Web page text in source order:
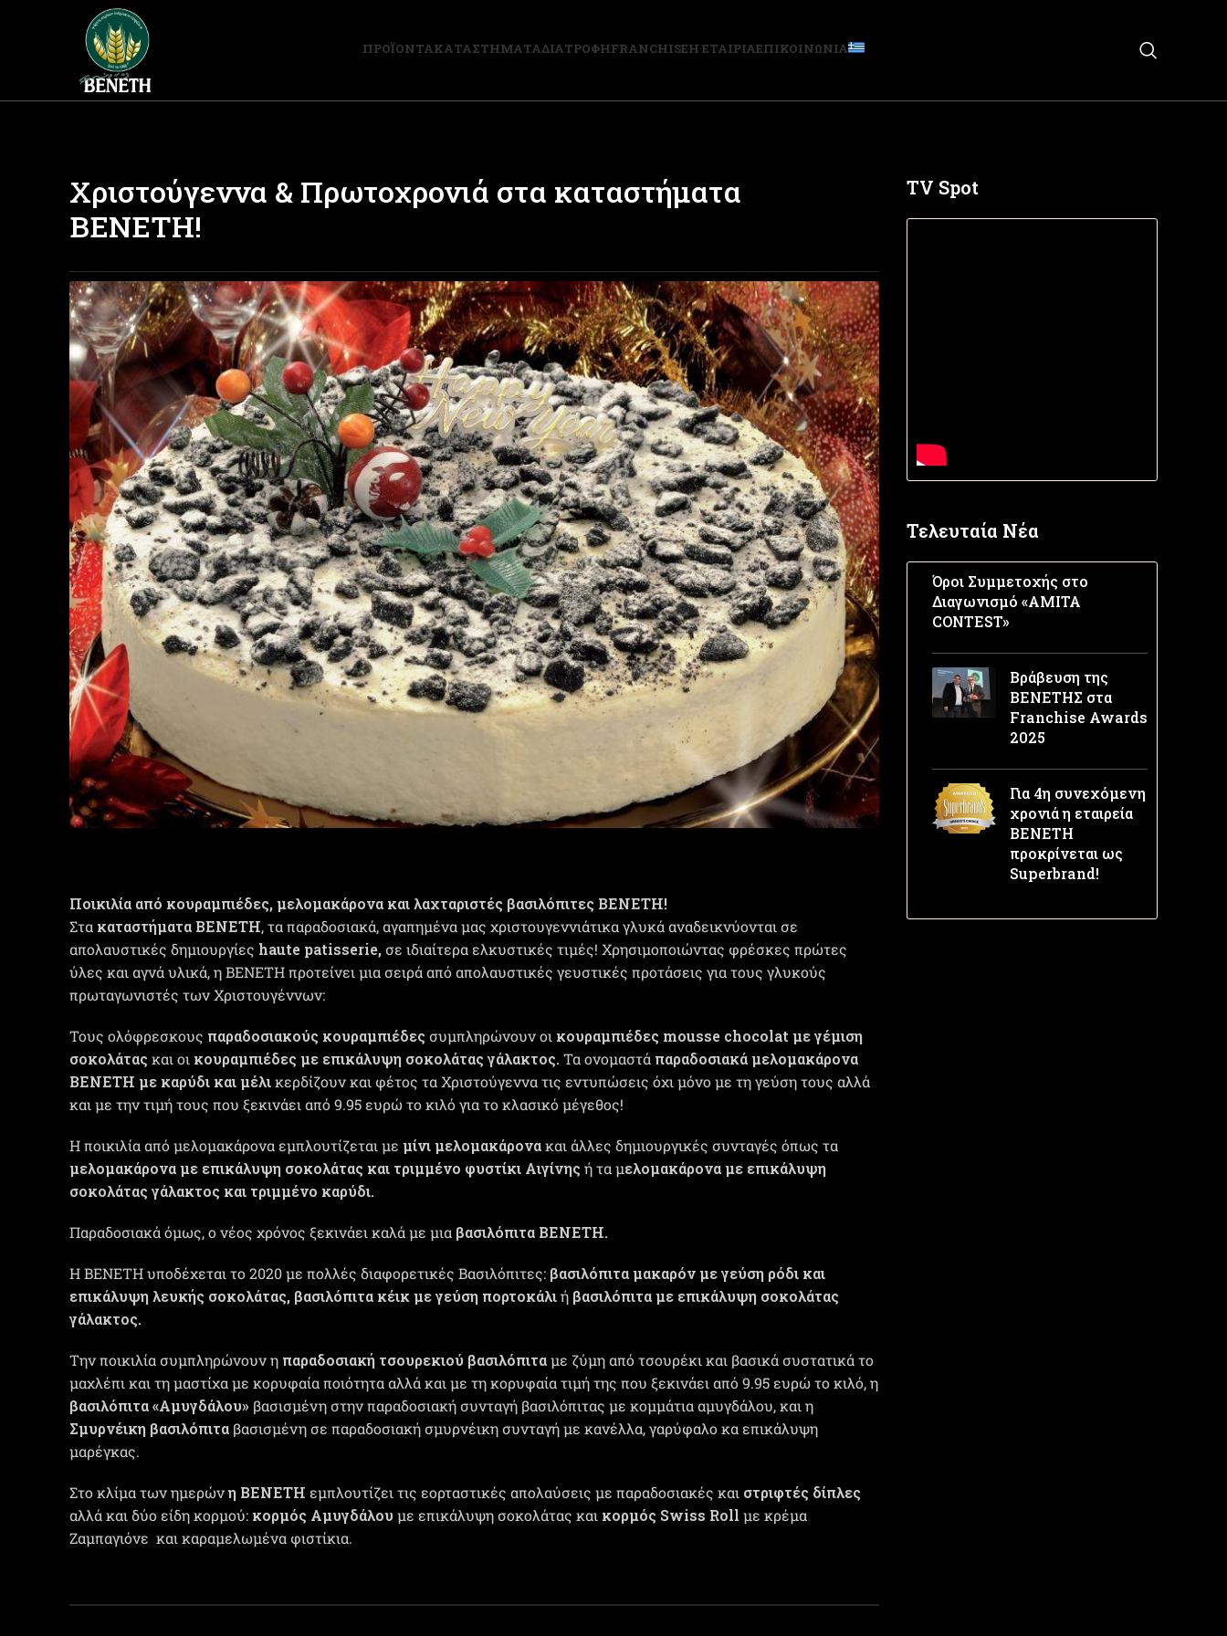
ΠΡΟΪΟΝΤΑΚΑΤΑΣΤΗΜΑΤΑΔΙΑΤΡΟΦΗFRANCHISEΗ ΕΤΑΙΡΙΑΕΠΙΚΟΙΝΩΝΙΑ
Xριστούγεννα & Πρωτοχρονιά στα καταστήματα
ΒΕΝΕΤΗ!
Ποικιλία από κουραμπιέδες, μελομακάρονα και λαχταριστές βασιλόπιτες ΒΕΝΕΤΗ!
Στα καταστήματα ΒΕΝΕΤΗ, τα παραδοσιακά, αγαπημένα μας χριστουγεννιάτικα γλυκά αναδεικνύονται σε
απολαυστικές δημιουργίες haute patisserie,σε ιδιαίτερα ελκυστικές τιμές! Χρησιμοποιώντας φρέσκες πρώτες
ύλες και αγνά υλικά, η ΒΕΝΕΤΗ προτείνει μια σειρά από απολαυστικές γευστικές προτάσεις για τους γλυκούς
πρωταγωνιστές των Χριστουγέννων:
Τους ολόφρεσκους παραδοσιακούς κουραμπιέδες συμπληρώνουν οι κουραμπιέδες mousse chocolat με γέμιση
σοκολάτας και οι κουραμπιέδες με επικάλυψη σοκολάτας γάλακτος. Τα ονομαστά παραδοσιακά μελομακάρονα
ΒΕΝΕΤΗ με καρύδι και μέλικερδίζουν και φέτος τα Χριστούγεννα τις εντυπώσεις όχι μόνο με τη γεύση τους αλλά
και με την τιμή τους που ξεκινάει από 9.95 ευρώ το κιλό για το κλασικό μέγεθος!
Η ποικιλία από μελομακάρονα εμπλουτίζεται με μίνι μελομακάρονακαι άλλες δημιουργικές συνταγές όπως τα
μελομακάρονα με επικάλυψη σοκολάτας και τριμμένο φυστίκι Αιγίνης ή τα μελομακάρονα με επικάλυψη
σοκολάτας γάλακτος και τριμμένο καρύδι.
Παραδοσιακά όμως, ο νέος χρόνος ξεκινάει καλά με μια βασιλόπιτα ΒΕΝΕΤΗ.
Η ΒΕΝΕΤΗ υποδέχεται το 2020 με πολλές διαφορετικές Βασιλόπιτες: βασιλόπιτα μακαρόν με γεύση ρόδι και
επικάλυψη λευκής σοκολάτας, βασιλόπιτα κέικ με γεύση πορτοκάλιή βασιλόπιτα με επικάλυψη σοκολάτας
γάλακτος.
Την ποικιλία συμπληρώνουν η παραδοσιακή τσουρεκιού βασιλόπιταμε ζύμη από τσουρέκι και βασικά συστατικά το
μαχλέπι και τη μαστίχα με κορυφαία ποιότητα αλλά και με τη κορυφαία τιμή της που ξεκινάει από 9.95 ευρώ το κιλό, η
βασιλόπιτα «Αμυγδάλου» βασισμένη στην παραδοσιακή συνταγή βασιλόπιτας με κομμάτια αμυγδάλου, και η
Σμυρνέικη βασιλόπιτα βασισμένη σε παραδοσιακή σμυρνέικη συνταγή με κανέλλα, γαρύφαλο κα επικάλυψη
μαρέγκας.
Στο κλίμα των ημερώνη ΒΕΝΕΤΗ εμπλουτίζει τις εορταστικές απολαύσεις με παραδοσιακές και στριφτές δίπλες
αλλά και δύο είδη κορμού: κορμός Αμυγδάλου με επικάλυψη σοκολάτας και κορμός Swiss Roll με κρέμα
Ζαμπαγιόνε και καραμελωμένα φιστίκια.
TV Spot
Τελευταία Νέα
Όροι Συμμετοχής στο
Διαγωνισμό «AMITA
CONTEST»
Βράβευση της
ΒΕΝΕΤΗΣ στα
Franchise Awards
2025
Για 4η συνεχόμενη
χρονιά η εταιρεία
ΒΕΝΕΤΗ
προκρίνεται ως
Superbrand!